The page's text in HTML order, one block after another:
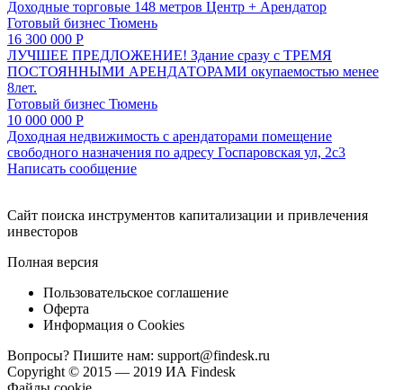
Доходные торговые 148 метров Центр + Арендатор
Готовый бизнес Тюмень
16 300 000 Р
ЛУЧШЕЕ ПРЕДЛОЖЕНИЕ! Здание сразу с ТРЕМЯ
ПОСТОЯННЫМИ АРЕНДАТОРАМИ окупаемостью менее
8лет.
Готовый бизнес Тюмень
10 000 000 Р
Доходная недвижимость с арендаторами помещение
свободного назначения по адресу Госпаровская ул, 2с3
Написать сообщение
Cайт поиска инструментов капитализации и привлечения
инвесторов
Полная версия
Пользовательское соглашение
Оферта
Информация о Cookies
Вопросы? Пишите нам: support@findesk.ru
Copyright © 2015 — 2019 ИА Findesk